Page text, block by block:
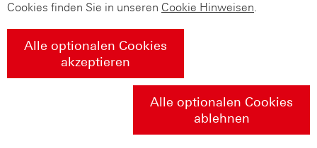
Cookies finden Sie in unseren Cookie Hinweisen.
Alle optionalen Cookies
akzeptieren
Alle optionalen Cookies
ablehnen